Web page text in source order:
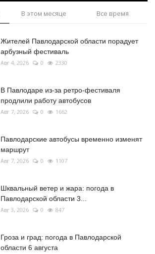
В этом месяце Все время
Жителей Павлодарской области порадует
арбузный фестиваль
Авг 4, 2026 0 2330
В Павлодаре из-за ретро-фестиваля
продлили работу автобусов
Авг 7, 2026 0 1662
Павлодарские автобусы временно изменят
маршрут
Авг 7, 2026 0 1107
Шквальный ветер и жара: погода в
Павлодарской области 3...
Авг 3, 2026 0 847
Гроза и град: погода в Павлодарской
области 6 августа